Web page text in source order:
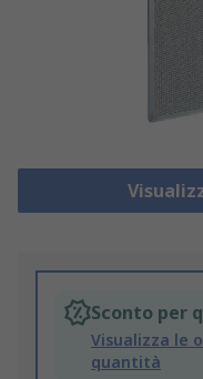
Sconto per
Visualizza le
quantità